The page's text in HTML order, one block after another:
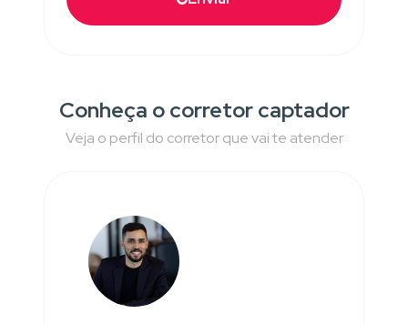
Conheça o corretor captador
Veja o perfil do corretor que vai te atender